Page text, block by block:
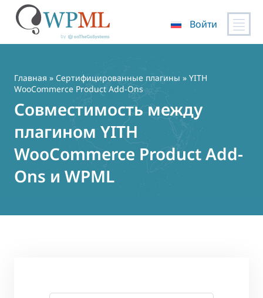
содержимому
Войти
Главная » Сертифицированные плагины » YITH
WooCommerce Product Add-Ons
Совместимость между
плагином YITH
WooCommerce Product Add-
Ons и WPML